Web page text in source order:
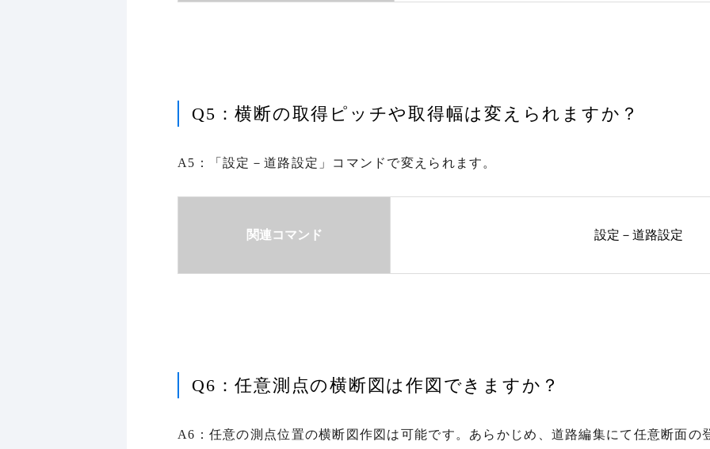
Q5：横断の取得ピッチや取得幅は変えられますか？
A5：「設定－道路設定」コマンドで変えられます。
関連コマンド 設定－道路設定
Q6：任意測点の横断図は作図できますか？
A6：任意の測点位置の横断図作図は可能です。あらかじめ、道路編集にて任意断面の